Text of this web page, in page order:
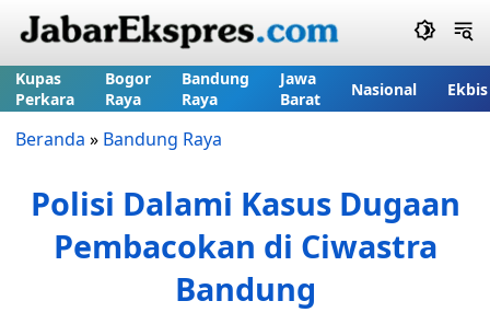
Kupas
Perkara
Bogor
Raya
Bandung
Raya
Jawa
Barat
Nasional Ekbis
Beranda » Bandung Raya
Polisi Dalami Kasus Dugaan
Pembacokan di Ciwastra
Bandung